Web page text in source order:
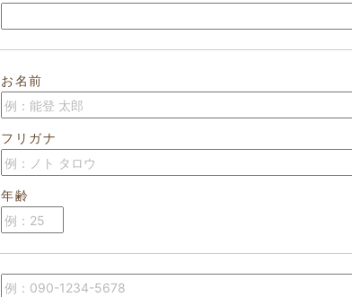
お名前
フリガナ
年齢